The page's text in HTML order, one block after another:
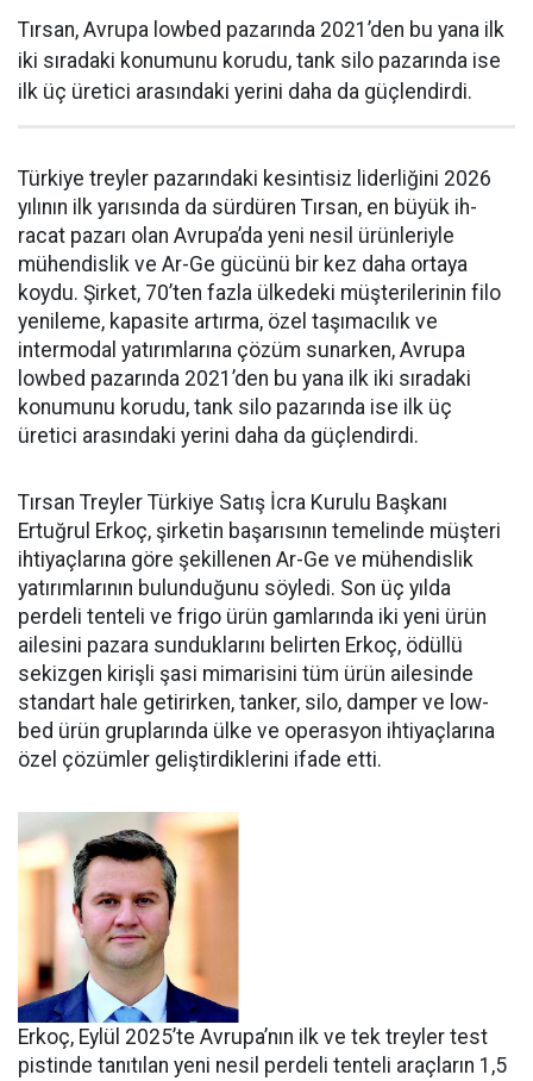
Tırsan, Avrupa lowbed pazarında 2021’den bu yana ilk
iki sıradaki konumunu korudu, tank silo pazarında ise
ilk üç üretici arasındaki yerini daha da güçlen­dirdi.
Türkiye treyler pazarın­daki kesintisiz liderliğini 2026
yılının ilk yarısında da sürdüren Tırsan, en büyük ih­
racat pazarı olan Avrupa’da yeni nesil ürünleriyle
mühendislik ve Ar-Ge gücünü bir kez daha orta­ya
koydu. Şirket, 70’ten fazla ül­kedeki müşterilerinin filo
yenile­me, kapasite artırma, özel taşıma­cılık ve
intermodal yatırımlarına çözüm sunarken, Avrupa
lowbed pazarında 2021’den bu yana ilk iki sıradaki
konumunu korudu, tank silo pazarında ise ilk üç
üretici arasındaki yerini daha da güçlen­dirdi.
Tırsan Treyler Türkiye Satış İcra Kurulu Başkanı
Ertuğrul Er­koç, şirketin başarısının teme­linde müşteri
ihtiyaçlarına göre şekillenen Ar-Ge ve mühendislik
yatırımlarının bulunduğunu söy­ledi. Son üç yılda
perdeli tenteli ve frigo ürün gamlarında iki yeni ürün
ailesini pazara sundukları­nı belirten Erkoç, ödüllü
sekizgen kirişli şasi mimarisini tüm ürün ailesinde
standart hale getirir­ken, tanker, silo, damper ve low­
bed ürün gruplarında ülke ve ope­rasyon ihtiyaçlarına
özel çözüm­ler geliştirdiklerini ifade etti.
Erkoç, Eylül 2025’te Avru­pa’nın ilk ve tek treyler test
pistin­de tanıtılan yeni nesil perdeli ten­teli araçların 1,5